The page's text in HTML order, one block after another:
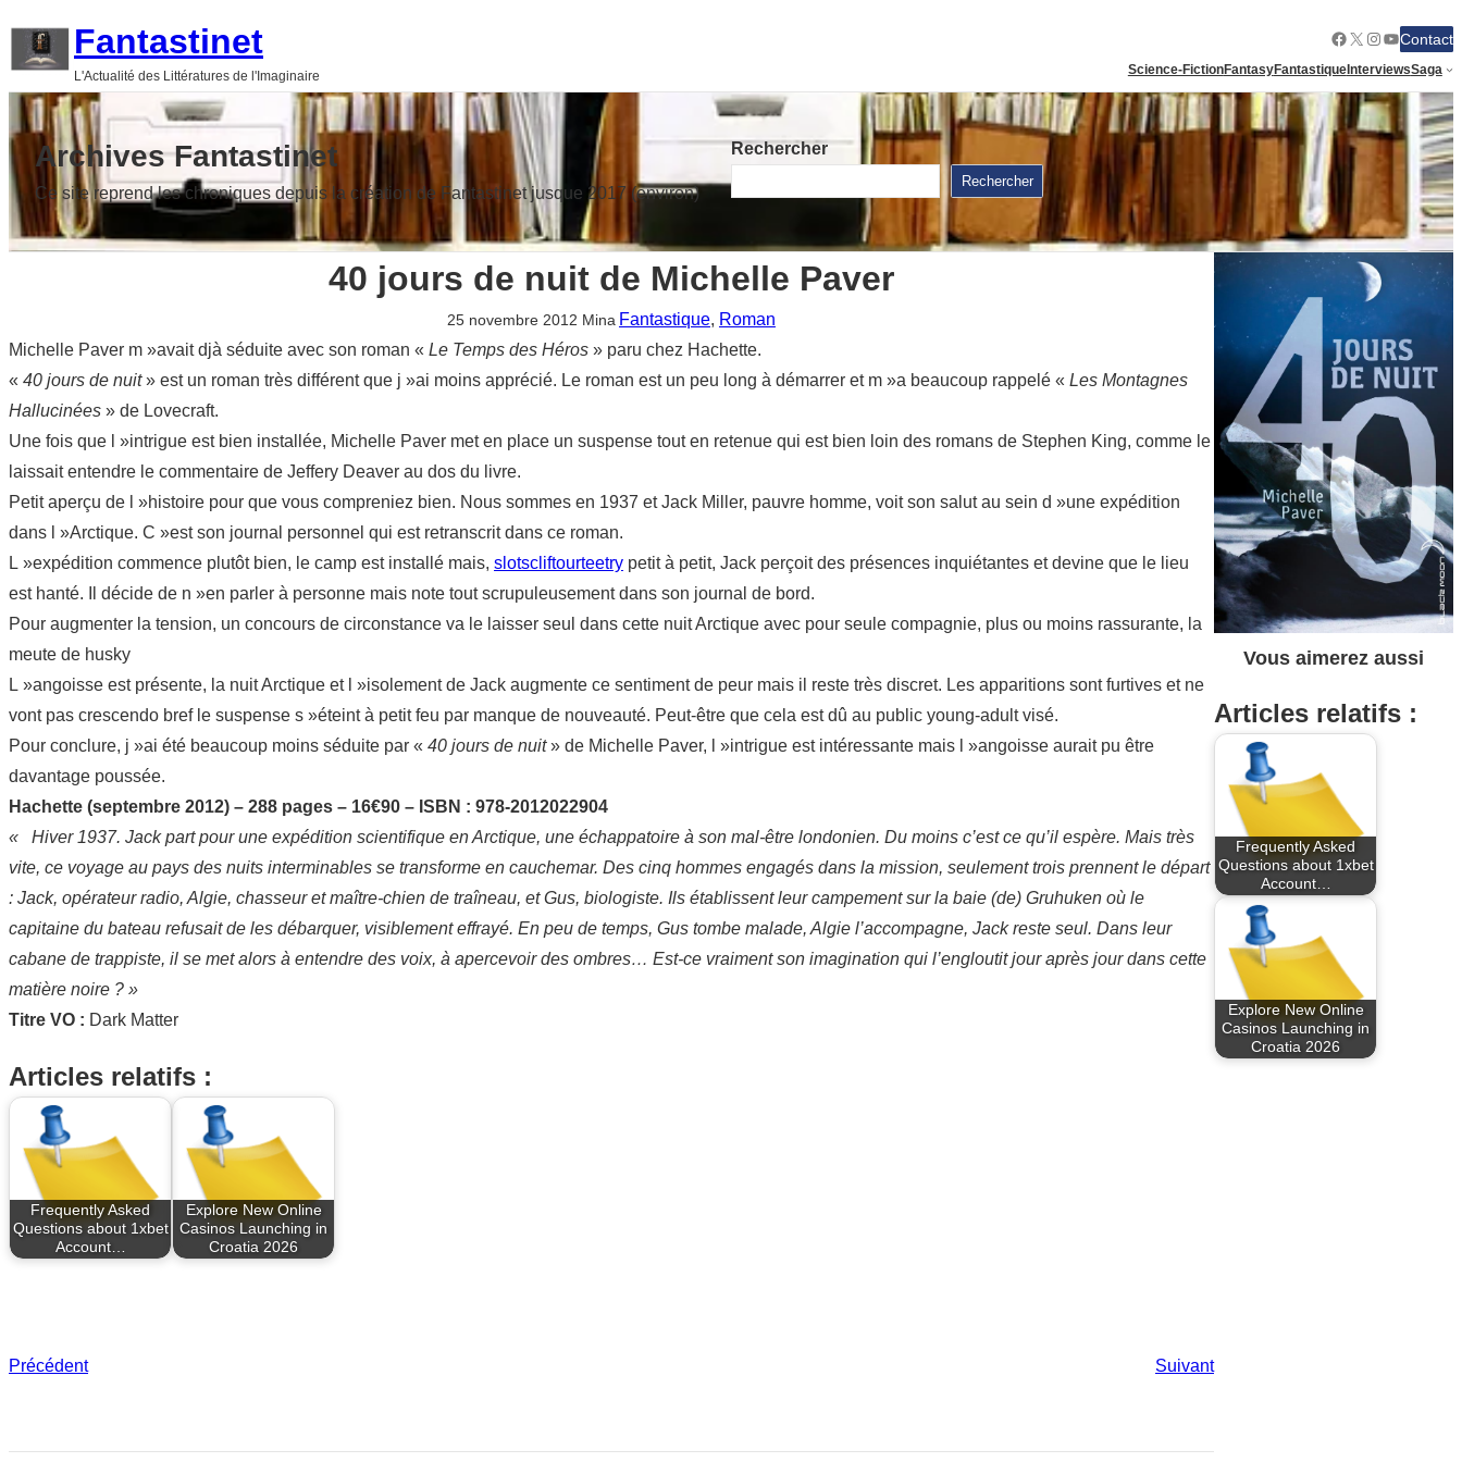
Fantastinet
L'Actualité des Littératures de l'Imaginaire
Facebook
X Instagram
YouTube
Contact
Science-FictionFantasyFantastiqueInterviewsSaga
Archives Fantastinet
Ce site reprend les chroniques depuis la création de Fantastinet jusque 2017 (environ)
Rechercher
Rechercher
40 jours de nuit de Michelle Paver
25 novembre 2012 Mina Fantastique, Roman
Michelle Paver m »avait djà séduite avec son roman « Le Temps des Héros » paru chez Hachette.
« 40 jours de nuit» est un roman très différent que j »ai moins apprécié. Le roman est un peu long à démarrer et m »a beaucoup rappelé « Les Montagnes
Hallucinées » de Lovecraft.
Une fois que l »intrigue est bien installée, Michelle Paver met en place un suspense tout en retenue qui est bien loin des romans de Stephen King, comme le
laissait entendre le commentaire de Jeffery Deaver au dos du livre.
Petit aperçu de l »histoire pour que vous compreniez bien. Nous sommes en 1937 et Jack Miller, pauvre homme, voit son salut au sein d »une expédition
dans l »Arctique. C »est son journal personnel qui est retranscrit dans ce roman.
L »expédition commence plutôt bien, le camp est installé mais, slotscliftourteetry petit à petit, Jack perçoit des présences inquiétantes et devine que le lieu
est hanté. Il décide de n »en parler à personne mais note tout scrupuleusement dans son journal de bord.
Pour augmenter la tension, un concours de circonstance va le laisser seul dans cette nuit Arctique avec pour seule compagnie, plus ou moins rassurante, la
meute de husky
L »angoisse est présente, la nuit Arctique et l »isolement de Jack augmente ce sentiment de peur mais il reste très discret. Les apparitions sont furtives et ne
vont pas crescendo bref le suspense s »éteint à petit feu par manque de nouveauté. Peut-être que cela est dû au public young-adult visé.
Pour conclure, j »ai été beaucoup moins séduite par « 40 jours de nuit» de Michelle Paver, l »intrigue est intéressante mais l »angoisse aurait pu être
davantage poussée.
Hachette (septembre 2012) – 288 pages – 16€90 – ISBN : 978-2012022904
«
Hiver 1937. Jack part pour une expédition scientifique en Arctique, une échappatoire à son mal-être londonien. Du moins c’est ce qu’il espère. Mais très
vite, ce voyage au pays des nuits interminables se transforme en cauchemar. Des cinq hommes engagés dans la mission, seulement trois prennent le départ
: Jack, opérateur radio, Algie, chasseur et maître-chien de traîneau, et Gus, biologiste. Ils établissent leur campement sur la baie (de) Gruhuken où le
capitaine du bateau refusait de les débarquer, visiblement effrayé. En peu de temps, Gus tombe malade, Algie l’accompagne, Jack reste seul. Dans leur
cabane de trappiste, il se met alors à entendre des voix, à apercevoir des ombres… Est-ce vraiment son imagination qui l’engloutit jour après jour dans cette
matière noire ? »
Titre VO : Dark Matter
Articles relatifs :
Frequently Asked
Questions about 1xbet
Account…
Explore New Online
Casinos Launching in
Croatia 2026
Précédent Suivant
Vous aimerez aussi
Articles relatifs :
Frequently Asked
Questions about 1xbet
Account…
Explore New Online
Casinos Launching in
Croatia 2026